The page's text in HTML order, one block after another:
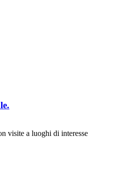
visite a luoghi di interesse